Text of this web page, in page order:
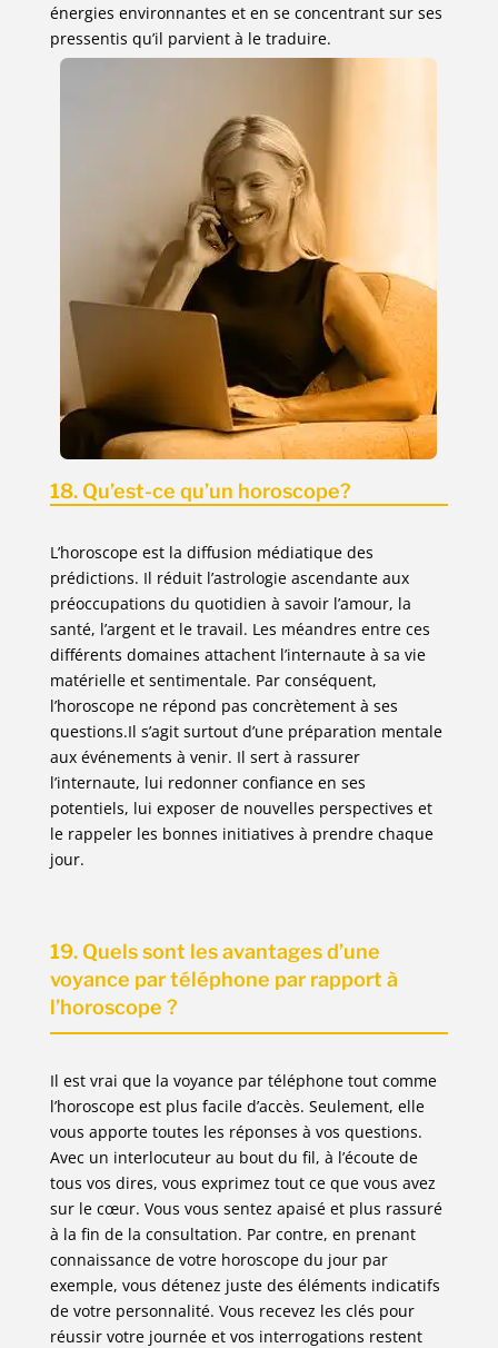
énergies environnantes et en se concentrant sur ses
pressentis qu’il parvient à le traduire.
18. Qu’est-ce qu’un horoscope?
L’horoscope est la diffusion médiatique des
prédictions. Il réduit l’astrologie ascendante aux
préoccupations du quotidien à savoir l’amour, la
santé, l’argent et le travail. Les méandres entre ces
différents domaines attachent l’internaute à sa vie
matérielle et sentimentale. Par conséquent,
l’horoscope ne répond pas concrètement à ses
questions.Il s’agit surtout d’une préparation mentale
aux événements à venir. Il sert à rassurer
l’internaute, lui redonner confiance en ses
potentiels, lui exposer de nouvelles perspectives et
le rappeler les bonnes initiatives à prendre chaque
jour.
19. Quels sont les avantages d’une
voyance par téléphone par rapport à
l’horoscope ?
Il est vrai que la voyance par téléphone tout comme
l’horoscope est plus facile d’accès. Seulement, elle
vous apporte toutes les réponses à vos questions.
Avec un interlocuteur au bout du fil, à l’écoute de
tous vos dires, vous exprimez tout ce que vous avez
sur le cœur. Vous vous sentez apaisé et plus rassuré
à la fin de la consultation. Par contre, en prenant
connaissance de votre horoscope du jour par
exemple, vous détenez juste des éléments indicatifs
de votre personnalité. Vous recevez les clés pour
réussir votre journée et vos interrogations restent